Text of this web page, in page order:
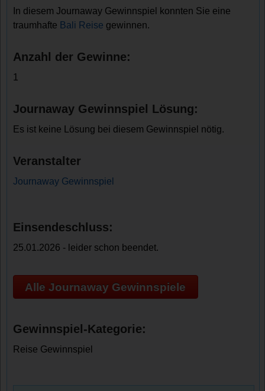
In diesem Journaway Gewinnspiel konnten Sie eine
traumhafte Bali Reise gewinnen.
Anzahl der Gewinne:
1
Journaway Gewinnspiel Lösung:
Es ist keine Lösung bei diesem Gewinnspiel nötig.
Veranstalter
Journaway Gewinnspiel
Einsendeschluss:
25.01.2026 - leider schon beendet.
Alle Journaway Gewinnspiele
Gewinnspiel-Kategorie:
Reise Gewinnspiel